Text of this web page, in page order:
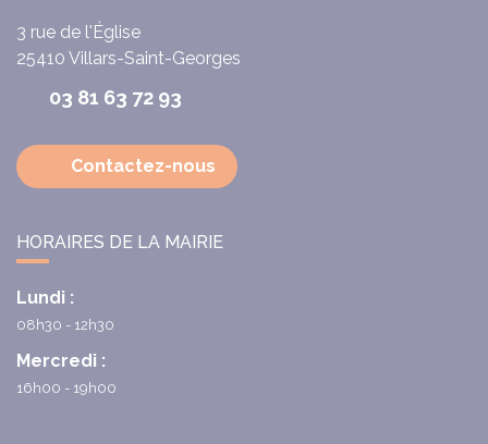
3 rue de l'Église
25410 Villars-Saint-Georges
03 81 63 72 93
Contactez-nous
HORAIRES DE LA MAIRIE
Lundi :
08h30 - 12h30
Mercredi :
16h00 - 19h00